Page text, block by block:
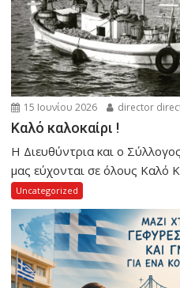
15 Ιουνίου 2026 director
Καλό καλοκαίρι !
Η Διευθύντρια και ο
μας εύχονται σε όλους Καλό
Uncategorized